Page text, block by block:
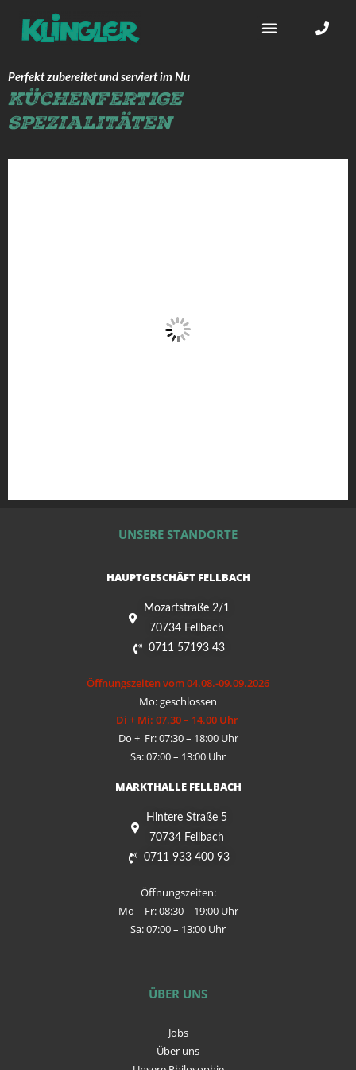
Perfekt zubereitet und serviert im Nu
Küchenfertige
Spezialitäten
UNSERE STANDORTE
HAUPTGESCHÄFT FELLBACH
Mozartstraße 2/1
70734 Fellbach
0711 57193 43
Öffnungszeiten vom 04.08.-09.09.2026
Mo: geschlossen
Di + Mi: 07.30 – 14.00 Uhr
Do + Fr: 07:30 – 18:00 Uhr
Sa: 07:00 – 13:00 Uhr
MARKTHALLE FELLBACH
Hintere Straße 5
70734 Fellbach
0711 933 400 93
Öffnungszeiten:
Mo – Fr: 08:30 – 19:00 Uhr
Sa: 07:00 – 13:00 Uhr
ÜBER UNS
Jobs
Über uns